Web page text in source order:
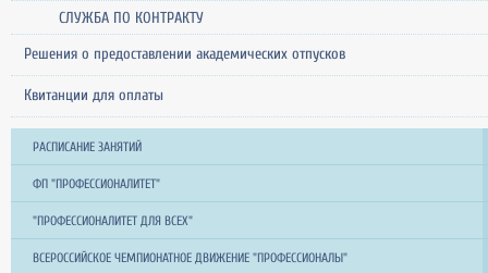
СЛУЖБА ПО КОНТРАКТУ
Решения о предоставлении академических отпусков
Квитанции для оплаты
РАСПИСАНИЕ ЗАНЯТИЙ
ФП "ПРОФЕССИОНАЛИТЕТ"
"ПРОФЕССИОНАЛИТЕТ ДЛЯ ВСЕХ"
ВСЕРОССИЙСКОЕ ЧЕМПИОНАТНОЕ ДВИЖЕНИЕ "ПРОФЕССИОНАЛЫ"